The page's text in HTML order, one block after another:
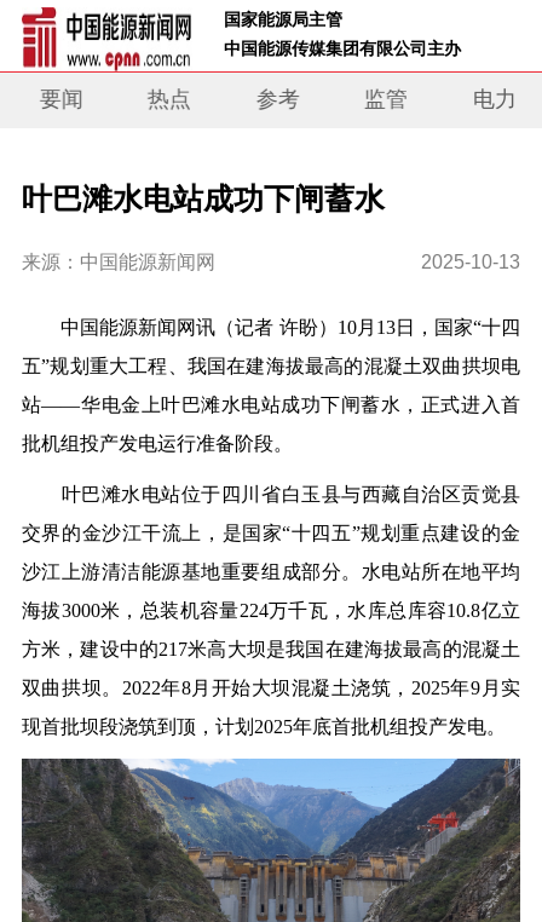
国家能源局主管
中国能源传媒集团有限公司主办
要闻 热点 参考 监管 电力
叶巴滩水电站成功下闸蓄水
来源：中国能源新闻网 2025-10-13
中 国能源新闻网讯（记者 许盼）10月13日，国家“十四
五”规划重大工程、我国在建海拔最高的混凝土双曲拱坝电
站——华电金上叶巴滩水电站成功下闸蓄水，正式进入首
批机组投产发电运行准备阶段。
叶巴滩水电站位于四川省白玉县与西藏自治区贡觉县
交界的金沙江干流上，是国家“十四五”规划重点建设的金
沙江上游清洁能源基地重要组成部分。水电站所在地平均
海拔3000米，总装机容量224万千瓦，水库总库容10.8亿立
方米，建设中的217米高大坝是我国在建海拔最高的混凝土
双曲拱坝。2022年8月开始大坝混凝土浇筑，2025年9月实
现首批坝段浇筑到顶，计划2025年底首批机组投产发电。